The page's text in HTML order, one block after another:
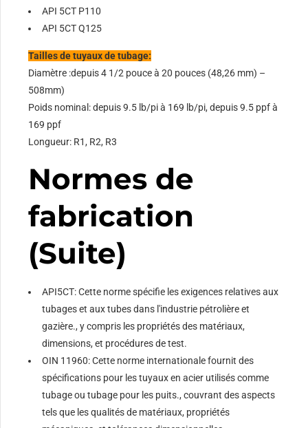
API 5CT P110
API 5CT Q125
Tailles de tuyaux de tubage:
Diamètre :depuis 4 1/2 pouce à 20 pouces (48,26 mm) –
508mm)
Poids nominal: depuis 9.5 lb/pi à 169 lb/pi, depuis 9.5 ppf à
169 ppf
Longueur: R1, R2, R3
Normes de
fabrication
(Suite)
API5CT: Cette norme spécifie les exigences relatives aux
tubages et aux tubes dans l'industrie pétrolière et
gazière., y compris les propriétés des matériaux,
dimensions, et procédures de test.
OIN 11960: Cette norme internationale fournit des
spécifications pour les tuyaux en acier utilisés comme
tubage ou tubage pour les puits., couvrant des aspects
tels que les qualités de matériaux, propriétés